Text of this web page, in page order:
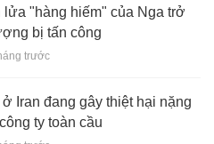
lửa "hàng hiếm" của Nga trở
bị tấn công
trước
Iran đang gây thiệt hại nặng
ty toàn cầu